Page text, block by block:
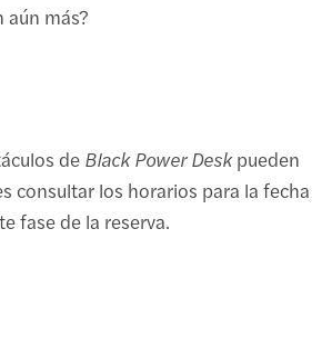
aún más?
de Black Power Deskpueden
consultar los horarios para la fecha
fase de la reserva.